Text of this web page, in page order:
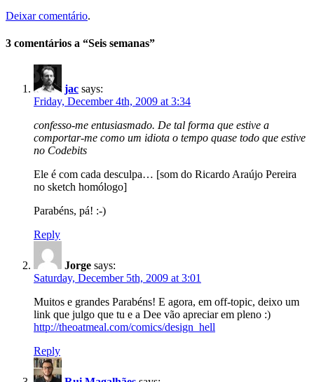
Deixar comentário.
3 comentários a “Seis semanas”
jac says:
Friday, December 4th, 2009 at 3:34
confesso-me entusiasmado. De tal forma que estive a
comportar-me como um idiota o tempo quase todo que estive
no Codebits
Ele é com cada desculpa… [som do Ricardo Araújo Pereira
no sketch homólogo]
Parabéns, pá! :-)
Reply
Jorge says:
Saturday, December 5th, 2009 at 3:01
Muitos e grandes Parabéns! E agora, em off-topic, deixo um
link que julgo que tu e a Dee vão apreciar em pleno :)
http://theoatmeal.com/comics/design_hell
Reply